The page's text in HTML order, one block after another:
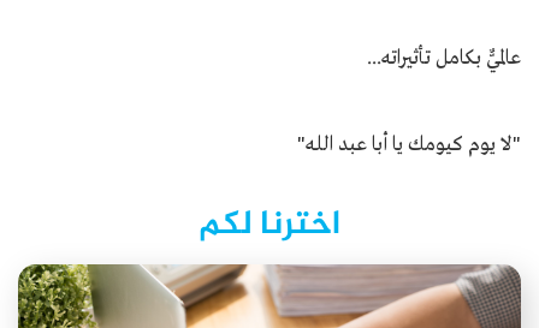
عالميٌّ بكامل تأثيراته...
"لا يوم كيومك يا أبا عبد الله"
اخترنا لكم